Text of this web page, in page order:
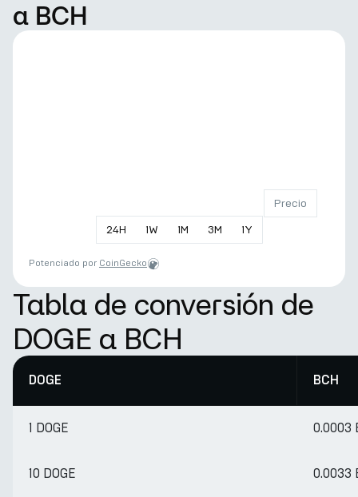
a BCH
24H 1W 1M 3M 1Y
Precio
Potenciado por CoinGecko
Tabla de conversión de
DOGE a BCH
DOGE BCH
1 DOGE 0.0003
10 DOGE 0.0033